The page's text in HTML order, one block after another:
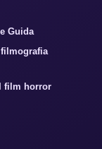
Guida
film horror